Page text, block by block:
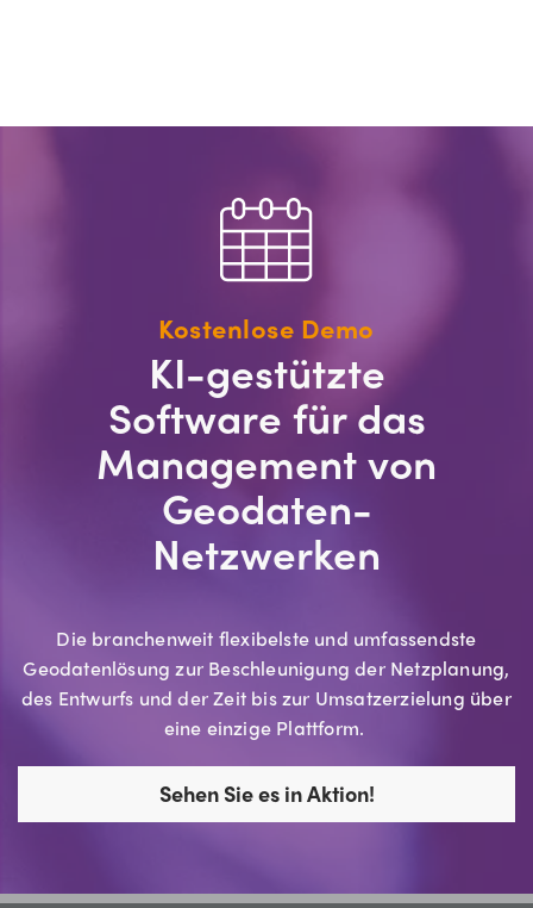
Kostenlose Demo
KI-gestützte
Software für das
Management von
Geodaten-
Netzwerken
Die branchenweit flexibelste und umfassendste
Geodatenlösung zur Beschleunigung der Netzplanung,
des Entwurfs und der Zeit bis zur Umsatzerzielung über
eine einzige Plattform.
Sehen Sie es in Aktion!